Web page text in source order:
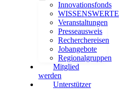
Innovationsfonds
WISSENSWERTE
Veranstaltungen
Presseausweis
Recherchereisen
Jobangebote
Regionalgruppen
Mitglied
werden
Unterstützer